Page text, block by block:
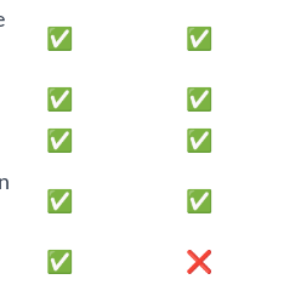
✅ ✅
✅
✅
✅
✅
✅ ✅
✅
❌